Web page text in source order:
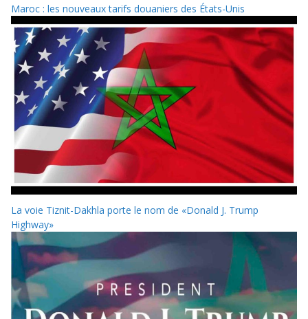
Maroc : les nouveaux tarifs douaniers des États-Unis
La voie Tiznit-Dakhla porte le nom de «Donald J. Trump
Highway»